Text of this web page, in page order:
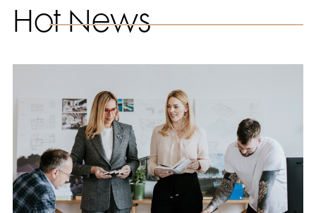
Hot News